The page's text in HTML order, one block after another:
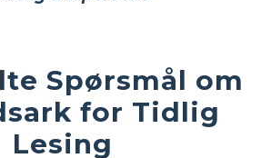
Spørsmål om
for Tidlig
Lesing